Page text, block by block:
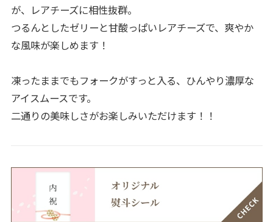
が、レアチーズに相性抜群。
つるんとしたゼリーと甘酸っぱいレアチーズで、爽やか
な風味が楽しめます！
凍ったままでもフォークがすっと入る、ひんやり濃厚な
アイスムースです。
二通りの美味しさがお楽しみいただけます！！